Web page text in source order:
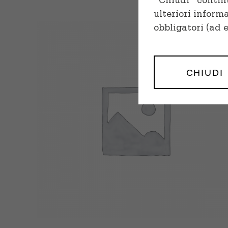
SELECT OPTIONS
ulteriori
obbligatori (ad
CHIUDI